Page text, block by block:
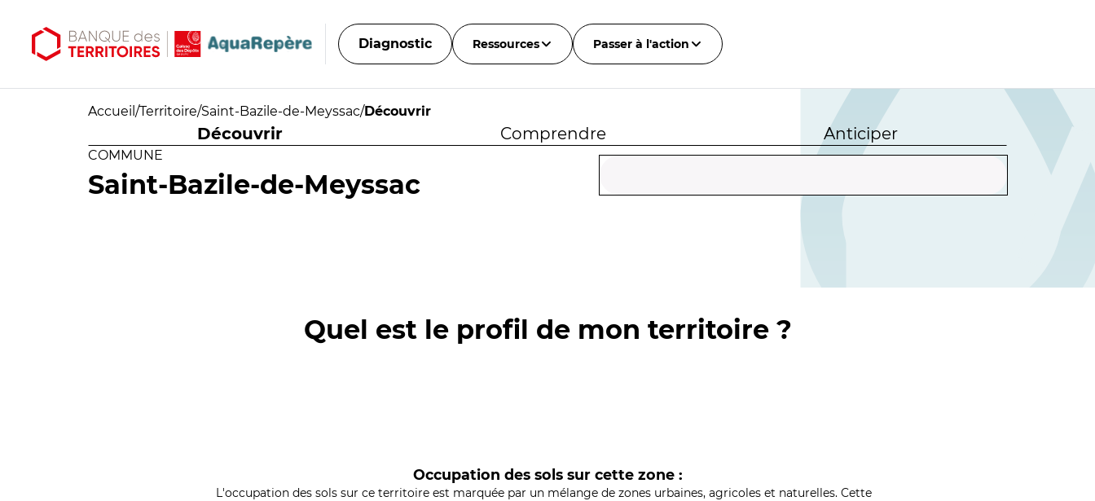
Diagnostic Ressources Passer à l'action
Accueil /Territoire/Saint-Bazile-de-Meyssac/Découvrir
Découvrir Comprendre Anticiper
COMMUNE
Saint-Bazile-de-Meyssac
Quel est le profil de mon territoire ?
Occupation des sols sur cette zone :
L'occupation des sols sur ce territoire est marquée par un mélange de zones urbaines, agricoles et naturelles. Cette